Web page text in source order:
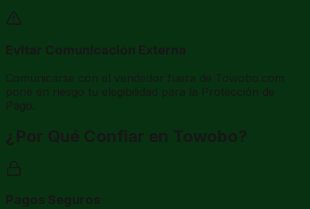
Evitar Comunicación Externa
Comunicarse con el vendedor fuera de Towobo.com
pone en riesgo tu elegibilidad para la Protección de
Pago.
¿Por Qué Confiar en Towobo?
Pagos Seguros